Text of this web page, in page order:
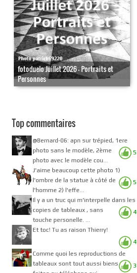
fotoduelo Juillet 2026 - Portraits et
Personnes
Top commentaires
5
@Bernard-06: apn sur trépied, 1ere
photo sans le modèle, 2ème
photo avec le modèle cou...
5
J'aime beaucoup cette photo 1)
l'ombre de la statue à côté de
l'homme 2) l'effe...
4
Il y a un truc qui m'interpelle dans les
copies de tableaux , sans
touche personelle. ...
4
Et toc! Tu as raison Thierry!
3
Comme quoi les reproductions de
tableaux sont tout aussi biens